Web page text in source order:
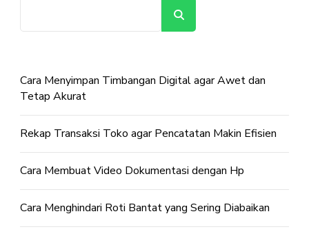
Cara Menyimpan Timbangan Digital agar Awet dan
Tetap Akurat
Rekap Transaksi Toko agar Pencatatan Makin Efisien
Cara Membuat Video Dokumentasi dengan Hp
Cara Menghindari Roti Bantat yang Sering Diabaikan